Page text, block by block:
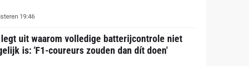
19:46
legt uit waarom volledige batterijcontrole niet
is: 'F1-coureurs zouden dan dít doen'